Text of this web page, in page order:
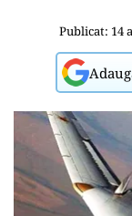
Publicat: 14